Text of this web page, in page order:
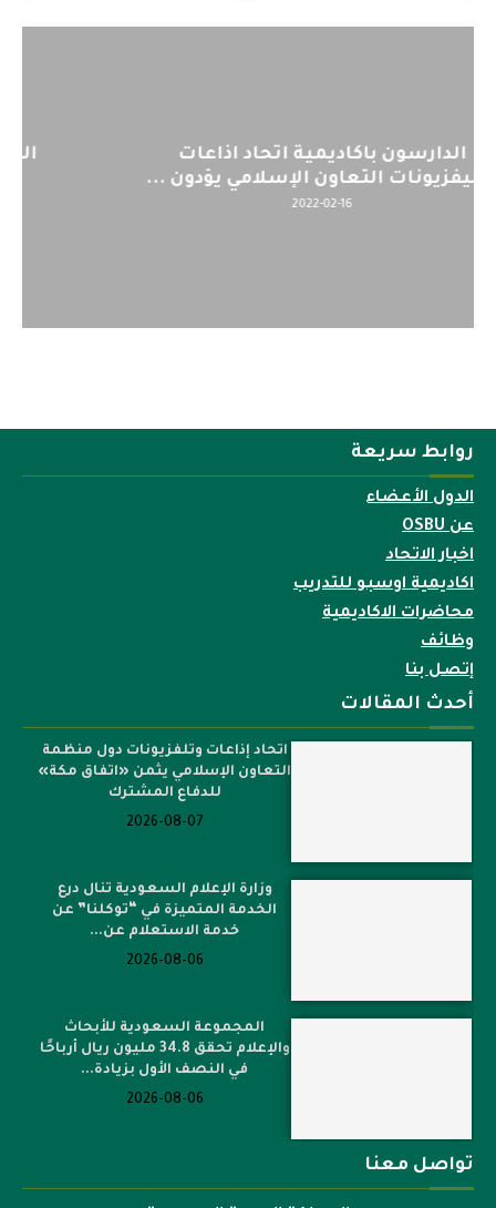
اليوم : المشاركة بالاجتماع التحضيري
لمنظمي قمة اسيا...
روابط سريعة
الدول الأعضاء
عن OSBU
اخبار الاتحاد
اكاديمية اوسبو للتدريب
محاضرات الاكاديمية
وظائف
إتصل بنا
أحدث المقالات
اتحاد إذاعات وتلفزيونات دول منظمة
التعاون الإسلامي يثمن «اتفاق مكة»
للدفاع المشترك
2026-08-07
وزارة الإعلام السعودية تنال درع
الخدمة المتميزة في “توكلنا” عن
خدمة الاستعلام عن...
2026-08-06
المجموعة السعودية للأبحاث
والإعلام تحقق 34.8 مليون ريال أرباحًا
في النصف الأول بزيادة...
2026-08-06
تواصل معنا